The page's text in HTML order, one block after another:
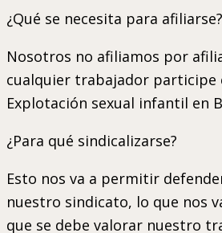
¿Qué se necesita para afiliarse?
Nosotros no afiliamos por
cualquier trabajador participe
Explotación sexual infantil en
¿Para qué sindicalizarse?
Esto nos va a permitir
nuestro sindicato, lo que nos
que se debe valorar nuestro